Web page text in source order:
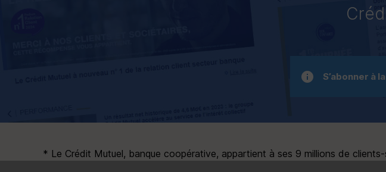
S’abonner à
* Le Crédit Mutuel, banque coopérative, appartient à ses 9 millions de clients-